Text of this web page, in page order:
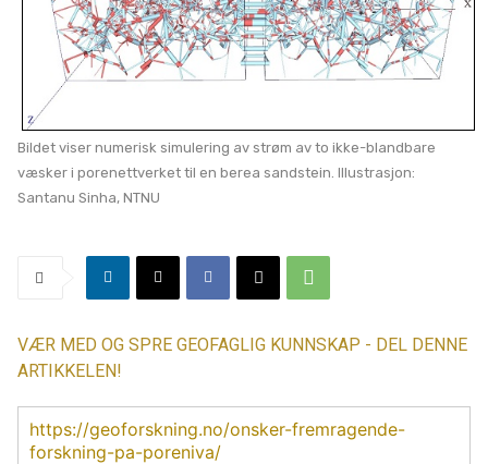
Bildet viser numerisk simulering av strøm av to ikke-blandbare
væsker i porenettverket til en berea sandstein. Illustrasjon:
Santanu Sinha, NTNU
VÆR MED OG SPRE GEOFAGLIG KUNNSKAP - DEL DENNE
ARTIKKELEN!
https://geoforskning.no/onsker-fremragende-
forskning-pa-poreniva/